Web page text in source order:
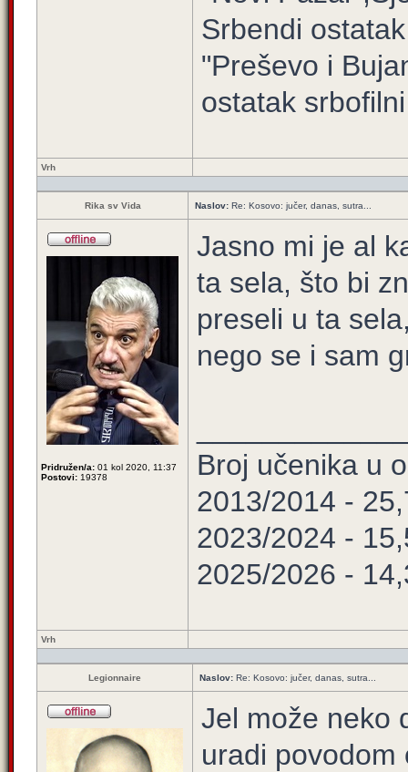
Srbendi
"Preševo i
ostatak
Vrh
Rika sv Vida Naslov: Re: Kosovo: jučer, danas, sutra...
Pridružen/a: 01 kol 2020, 11:37
Postovi: 19378
Jasno mi je al
ta sela, što bi
preseli u ta
nego se i sam
Broj učenika u
2013/2014 -
2023/2024 -
2025/2026 -
Vrh
Legionnaire Naslov: Re: Kosovo: jučer, danas, sutra...
Jel može neko
uradi povodom